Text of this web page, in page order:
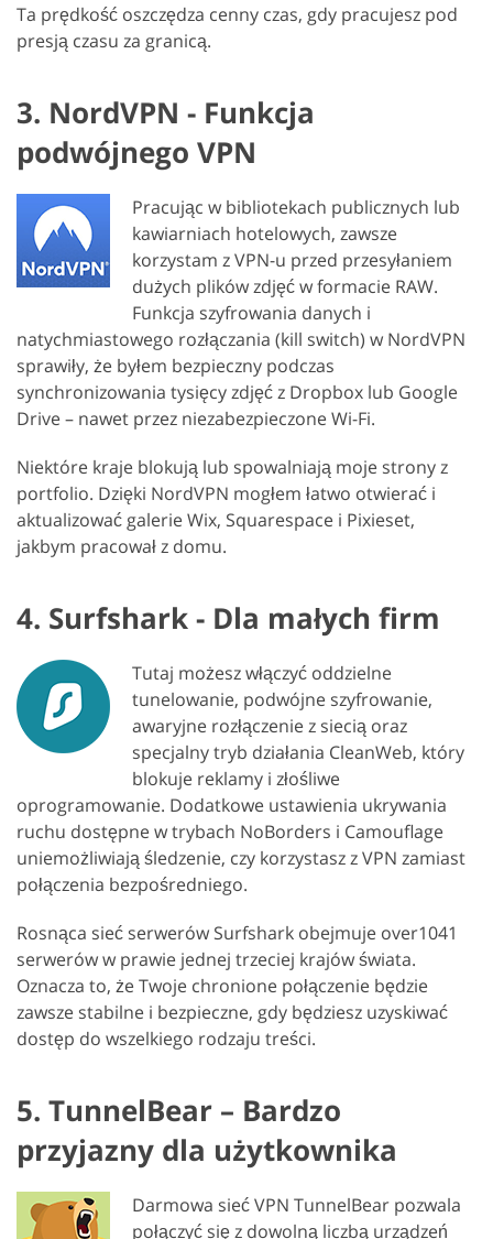
Ta prędkość oszczędza cenny czas, gdy pracujesz pod
presją czasu za granicą.
3. NordVPN - Funkcja
podwójnego VPN
Pracując w bibliotekach publicznych lub
kawiarniach hotelowych, zawsze
korzystam z VPN-u przed przesyłaniem
dużych plików zdjęć w formacie RAW.
Funkcja szyfrowania danych i
natychmiastowego rozłączania (kill switch) w NordVPN
sprawiły, że byłem bezpieczny podczas
synchronizowania tysięcy zdjęć z Dropbox lub Google
Drive – nawet przez niezabezpieczone Wi-Fi.
Niektóre kraje blokują lub spowalniają moje strony z
portfolio. Dzięki NordVPN mogłem łatwo otwierać i
aktualizować galerie Wix, Squarespace i Pixieset,
jakbym pracował z domu.
4. Surfshark - Dla małych firm
Tutaj możesz włączyć oddzielne
tunelowanie, podwójne szyfrowanie,
awaryjne rozłączenie z siecią oraz
specjalny tryb działania CleanWeb, który
blokuje reklamy i złośliwe
oprogramowanie. Dodatkowe ustawienia ukrywania
ruchu dostępne w trybach NoBorders i Camouflage
uniemożliwiają śledzenie, czy korzystasz z VPN zamiast
połączenia bezpośredniego.
Rosnąca sieć serwerów Surfshark obejmuje over1041
serwerów w prawie jednej trzeciej krajów świata.
Oznacza to, że Twoje chronione połączenie będzie
zawsze stabilne i bezpieczne, gdy będziesz uzyskiwać
dostęp do wszelkiego rodzaju treści.
5. TunnelBear – Bardzo
przyjazny dla użytkownika
Darmowa sieć VPN TunnelBear pozwala
połączyć się z dowolną liczbą urządzeń